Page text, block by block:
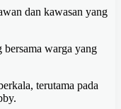
dan kawasan yang
bersama warga yang
terutama pada